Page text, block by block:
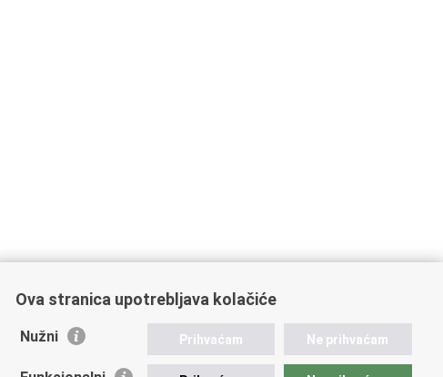
Ova stranica upotrebljava kolačiće
Nužni Prihvaćam Ne prihvaćam